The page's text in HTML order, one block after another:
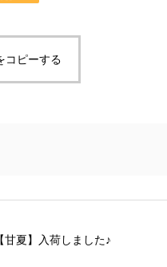
コピーする
甘夏】入荷しました♪